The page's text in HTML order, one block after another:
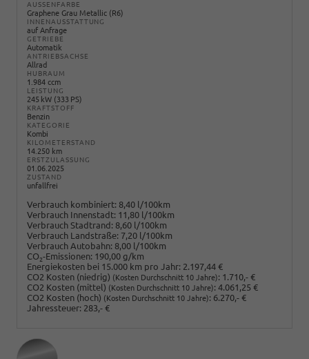
AUSSENFARBE
Graphene Grau Metallic (R6)
INNENAUSSTATTUNG
auf Anfrage
GETRIEBE
Automatik
ANTRIEBSACHSE
Allrad
HUBRAUM
1.984 ccm
LEISTUNG
245 kW (333 PS)
KRAFTSTOFF
Benzin
KATEGORIE
Kombi
KILOMETERSTAND
14.250 km
ERSTZULASSUNG
01.06.2025
ZUSTAND
unfallfrei
Verbrauch kombiniert: 8,40 l/100km
Verbrauch Innenstadt: 11,80 l/100km
Verbrauch Stadtrand: 8,60 l/100km
Verbrauch Landstraße: 7,20 l/100km
Verbrauch Autobahn: 8,00 l/100km
CO2-Emissionen: 190,00 g/km
Energiekosten bei 15.000 km pro Jahr: 2.197,44 €
CO2 Kosten (niedrig) (Kosten Durchschnitt 10 Jahre): 1.710,- €
CO2 Kosten (mittel) (Kosten Durchschnitt 10 Jahre): 4.061,25 €
CO2 Kosten (hoch) (Kosten Durchschnitt 10 Jahre): 6.270,- €
Jahressteuer: 283,- €